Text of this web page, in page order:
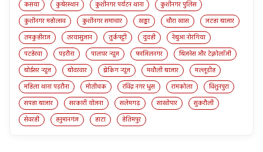
कसया
कुबेरस्थान कुशीनगर पर्यटन थाना
कुशीनगर पुलिस
कुशीनगर महोत्सव
कुशीनगर समाचार खड्डा चौरा खास
जटहा बाजार
तमकुहीराज
तरयासुजान तुर्कपट्टी दुदही
नेबुआ नोरंगिया
पटहेरवा
पड़रौना पालघर न्यूज़ फाजिलनगर
बिज़नेस और टेक्नोलॉजी
बोईसर न्यूज़
बोदरवार ब्रेकिंग न्यूज़ मथौली बाजार
मल्लूडीह
महिला थाना पड़रौना
मोतीचक रविंद्र नगर धुस रामकोला
विशुनपुरा
सपहा बाजार
सरकारी योजना सलेमगढ़ साखोपार
सुकरौली
सेवरही
हनुमानगंज हाटा हेतिमपुर